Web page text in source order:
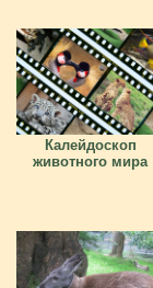
Калейдоскоп
животного мира